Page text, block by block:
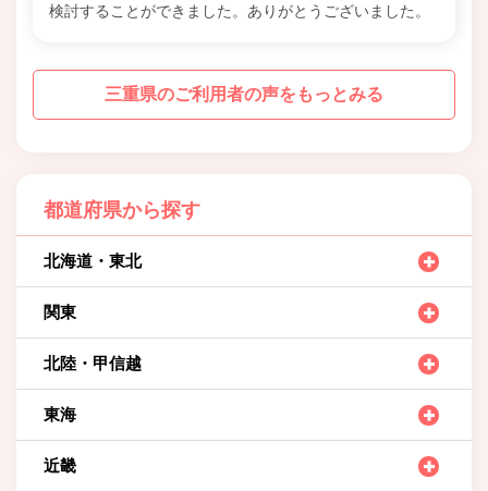
検討することができました。ありがとうございました。
三重県のご利用者の声をもっとみる
都道府県から探す
北海道・東北
関東
北陸・甲信越
東海
近畿